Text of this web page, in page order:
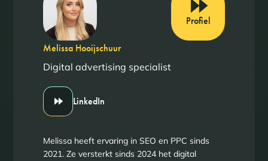
Melissa Hooijschuur
Digital advertising specialist
LinkedIn
Profiel
Melissa heeft ervaring in SEO en PPC sinds
2021. Ze versterkt sinds 2024 het digital